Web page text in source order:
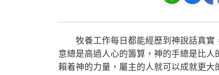
牧養工作每日都能經歷到神說話真實
意總是高過人心的籌算，神的手總是比
賴着神的力量，屬主的人就可以成就更